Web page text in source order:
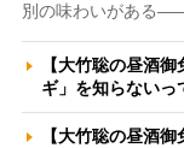
別の味わいがある
【大竹聡の昼酒
ギ」を知らない
【大竹聡の昼酒